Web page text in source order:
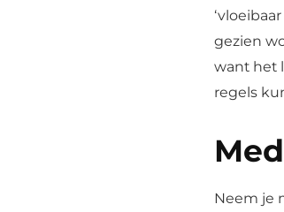
gezien
want het
regels
Neem je